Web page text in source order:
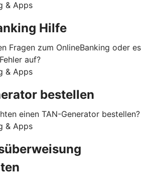
& Apps
Hilfe
Fragen zum OnlineBanking oder es
auf?
& Apps
bestellen
einen TAN-Generator bestellen?
& Apps